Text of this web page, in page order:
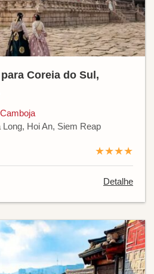
Coreia do Sul,
Hoi An, Siem Reap
★★★★
Detalhe